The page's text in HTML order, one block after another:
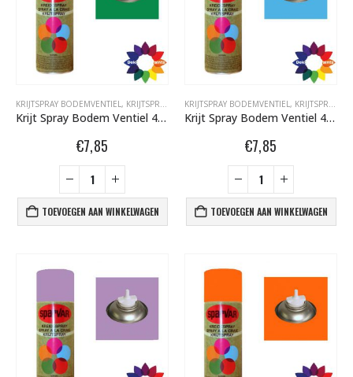
KRIJTSPRAY BODEMVENTIEL , KRIJTSPRAY BODEMVENTIEL 400 ML ,SPARVAR GRAFFITI
Krijt Spray Bodem Ventiel 400ml Groen 6001050
€7,85
TOEVOEGEN AAN WINKELWAGEN
KRIJTSPRAY BODEMVENTIEL , KRIJTSPRAY BODEMVENTIEL 400 ML
Krijt Spray Bodem Ventiel 400ml Licht Blauw 6001074
€7,85
TOEVOEGEN AAN WINKELWAGEN